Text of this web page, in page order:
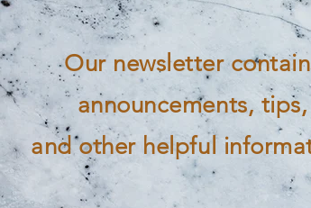
Our newsletter
announcements, tips,
and other helpful